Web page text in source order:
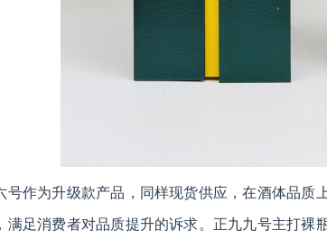
号作为升级款产品，同样现货供应，在酒体品质
满足消费者对品质提升的诉求。正九九号主打裸